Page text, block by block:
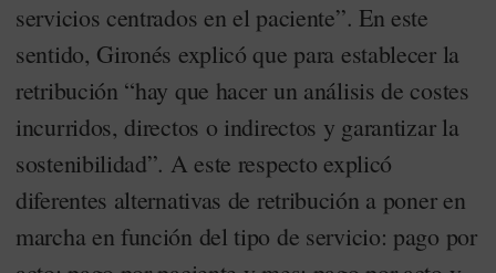
servicios centrados en el paciente”. En este
sentido, Gironés explicó que para establecer la
retribución “hay que hacer un análisis de costes
incurridos, directos o indirectos y garantizar la
sostenibilidad”. A este respecto explicó
diferentes alternativas de retribución a poner en
marcha en función del tipo de servicio: pago por